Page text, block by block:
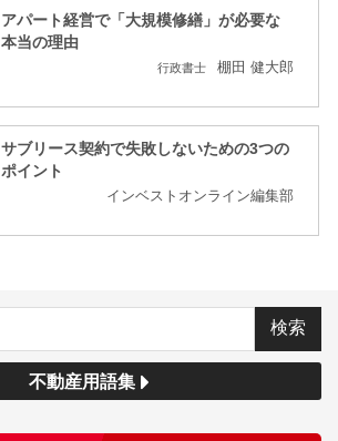
アパート経営で「大規模修繕」が必要な
本当の理由
行政書士 棚田 健大郎
サブリース契約で失敗しないための3つの
ポイント
インベストオンライン編集部
不動産用語集